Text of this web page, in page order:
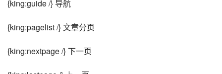
{king:guide /} 导航
{king:pagelist /} 文章分页
{king:nextpage /} 下一页